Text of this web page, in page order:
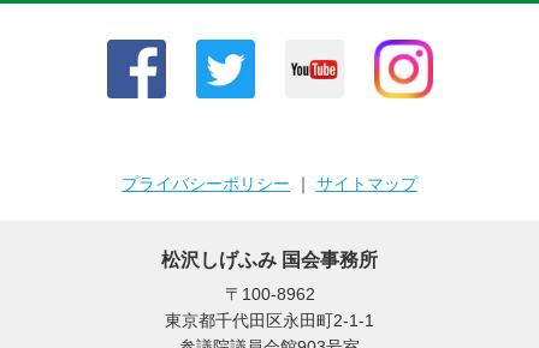
プライバシーポリシー ｜ サイトマップ
松沢しげふみ 国会事務所
〒100-8962
東京都千代田区永田町2-1-1